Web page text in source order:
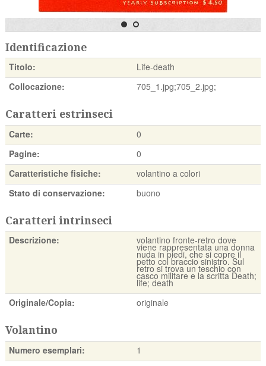
Identificazione
Titolo:
Life-death
Collocazione:
705_1.jpg;705_2.jpg;
Caratteri estrinseci
Carte:
0
Pagine:
0
Caratteristiche fisiche:
volantino a colori
Stato di conservazione:
buono
Caratteri intrinseci
Descrizione: volantino fronte-retro dove
viene rappresentata una donna
nuda in piedi, che si copre il
petto col braccio sinistro. Sul
retro si trova un teschio con
casco militare e la scritta Death;
life; death
Originale/Copia:
originale
Volantino
Numero esemplari: 1